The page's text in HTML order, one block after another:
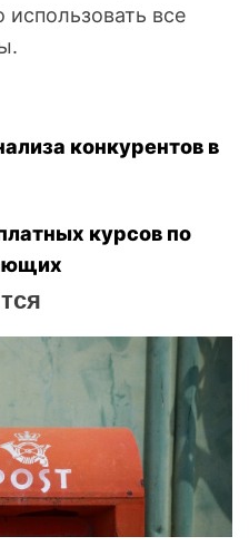
использовать все
конкурентов в
курсов по